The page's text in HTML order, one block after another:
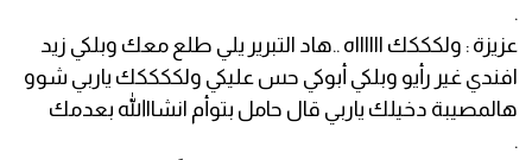
.
عزيزة : ولكككك ااااااه ..هاد التبرير يلي طلع معك وبلكي زيد
افندي غير رأيو وبلكي أبوكي حس عليكي ولككككك ياربي شوو
هالمصيبة دخيلك ياربي قال حامل بتوأم انشااالله بعدمك
.